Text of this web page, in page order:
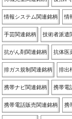
情報システム関連銘柄 情
手芸関連銘柄 技術者派遣
抗がん剤関連銘柄 抗体医
排ガス規制関連銘柄 排出
携帯ナビ関連銘柄 携帯電
携帯電話販売関連銘柄 携